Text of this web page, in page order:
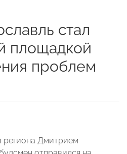
стал
площадкой
проблем
региона Дмитрием